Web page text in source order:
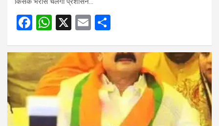
F
ce
b
o
o
k
W
at
s
A
p
p
X
E
ail ar
e